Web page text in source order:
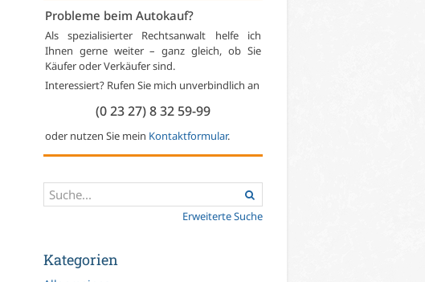
Probleme beim Autokauf?
Als spezialisierter Rechtsanwalt helfe ich
Ihnen gerne weiter – ganz gleich, ob Sie
Käufer oder Verkäufer sind.
Interessiert? Rufen Sie mich unverbindlich an
(0 23 27) 8 32 59-99
oder nutzen Sie mein Kontaktformular.
Erweiterte Suche
Kategorien